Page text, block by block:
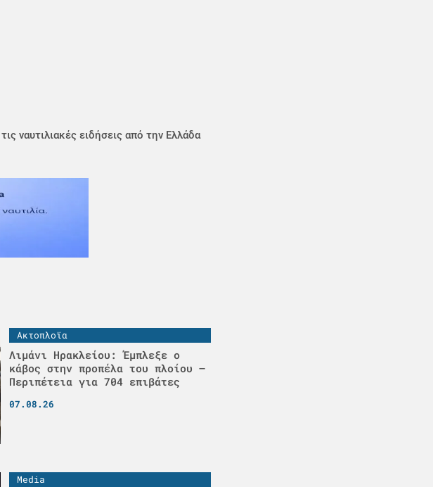
ναυτιλιακές ειδήσεις από την Ελλάδα
Ακτοπλοϊα
Λιμάνι Ηρακλείου: Έμπλεξε ο
κάβος στην προπέλα του πλοίου –
Περιπέτεια για 704 επιβάτες
07.08.26
Media